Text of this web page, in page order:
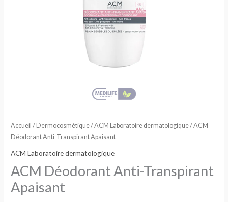
Accueil / Dermocosmétique/ACM Laboratoire dermatologique/ ACM
Déodorant Anti-Transpirant Apaisant
ACM Laboratoire dermatologique
ACM Déodorant Anti-Transpirant
Apaisant